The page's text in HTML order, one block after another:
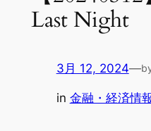
Last Night
3月 12, 2024—
in 金融・経済情